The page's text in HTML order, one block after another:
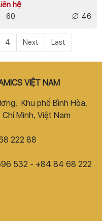
hệ
60 46
4 Next Last
VIỆT NAM
Khu phố Bình Hòa,
Minh, Việt Nam
222 88
532 - +84 84 68 222